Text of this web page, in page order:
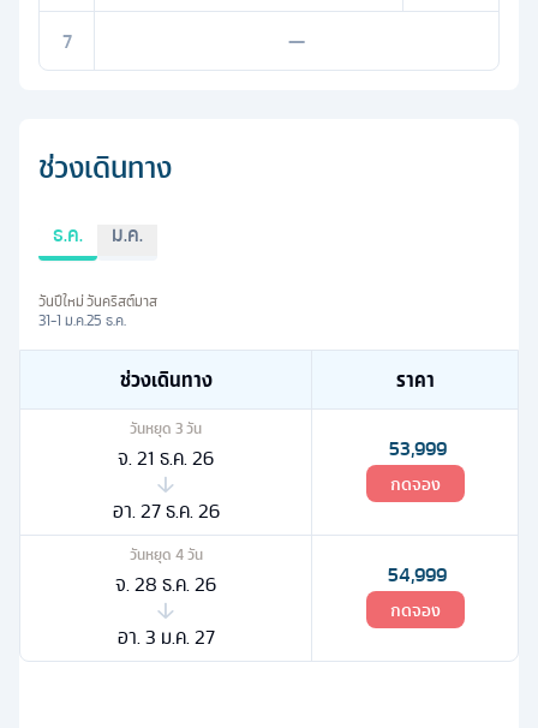
7
—
ช่วงเดินทาง
ธ.ค. ม.ค.
วันปีใหม่
31-1 ม.ค.
วันคริสต์มาส
25 ธ.ค.
ช่วงเดินทาง ราคา
วันหยุด 3วัน
จ. 21 ธ.ค. 26
อา. 27 ธ.ค. 26
53,999
กดจอง
วันหยุด 4วัน
จ. 28 ธ.ค. 26
อา. 3 ม.ค. 27
54,999
กดจอง